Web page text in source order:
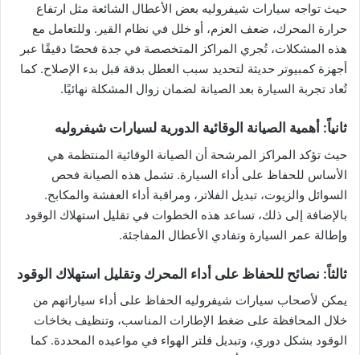
حيث تواجه سيارات شيفروليه بعض الأعطال الشائعة مثل ارتفاع
حرارة المحرك، ضعف العزم، أو خلل في نظام القير. وللتعامل مع
هذه المشكلات، تُجري المراكز المتخصصة في جدة فحصًا دقيقًا عبر
أجهزة كمبيوتر حديثة لتحديد سبب العطل بدقة قبل بدء الإصلاح. كما
تُعاد تجربة السيارة بعد الصيانة لضمان زوال المشكلة نهائيًا.
ثانياً: أهمية الصيانة الوقائية الدورية لسيارات شيفروليه
حيث تؤكد المراكز المرشحة أن الصيانة الوقائية المنتظمة هي
الأساس للحفاظ على أداء السيارة. تشمل هذه الصيانة فحص
السوائل والزيوت، تبديل الفلاتر، ومراقبة أداء العفشة والمكابح.
بالإضافة إلى ذلك، تساعد هذه الخطوات في تقليل استهلاك الوقود
وإطالة عمر السيارة وتفادي الأعطال المفاجئة.
ثالثاً: نصائح للحفاظ على أداء المحرك وتقليل استهلاك الوقود
يمكن لأصحاب سيارات شيفروليه الحفاظ على أداء سياراتهم من
خلال المحافظة على ضغط الإطارات المناسب، وتنظيف بخاخات
الوقود بشكل دوري، وتبديل فلتر الهواء في مواعيده المحددة. كما